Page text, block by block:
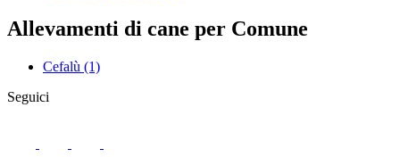
Allevamenti di cane per Comune
Cefalù (1)
Seguici